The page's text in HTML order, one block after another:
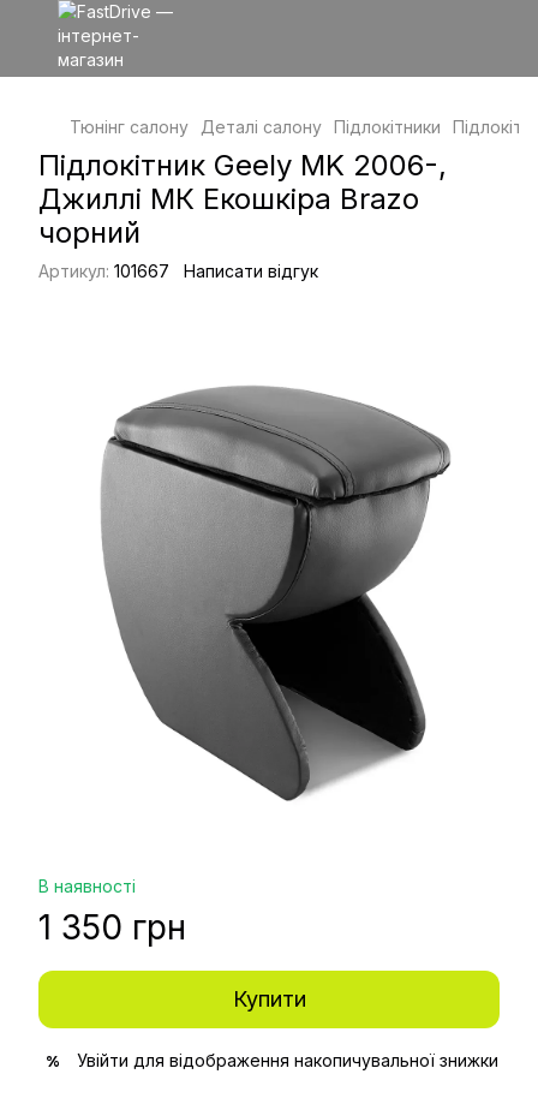
Тюнінг салону Деталі салону Підлокітники
Підлокітник Geely MK 2006-,
Джиллі МК Екошкіра Brazo
чорний
Артикул: 101667 Написати відгук
В наявності
1 350 грн
Купити
% Увійти для відображення накопичувальної знижки